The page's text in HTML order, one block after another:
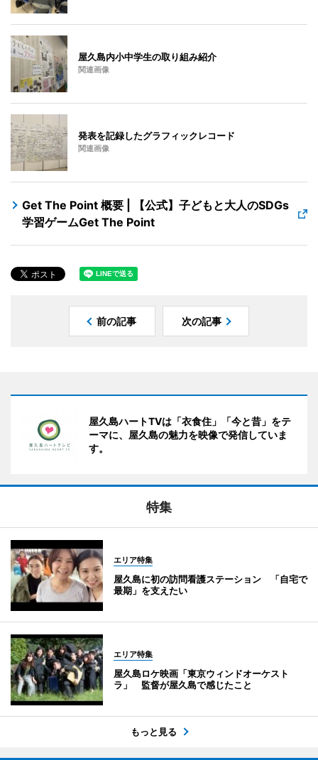
屋久島内小中学生の取り組み紹介
関連画像
発表を記録したグラフィックレコード
関連画像
Get The Point 概要 | 【公式】子どもと大人のSDGs
学習ゲームGet The Point
前の記事 次の記事
屋久島ハートTVは「衣食住」「今と昔」をテ
ーマに、屋久島の魅力を映像で発信していま
す。
特集
エリア特集
屋久島に初の訪問看護ステーション 「自宅で
最期」を支えたい
エリア特集
屋久島ロケ映画「東京ウィンドオーケスト
ラ」 監督が屋久島で感じたこと
もっと見る